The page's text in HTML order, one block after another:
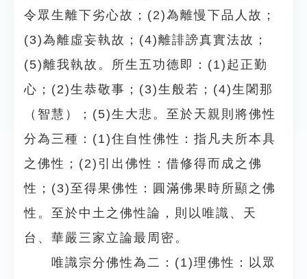
令眾生離下劣心故；(2)為離慢下品人故；
(3)為離虛妄執故；(4)離誹謗真實法故；
(5)離我執故。所生五功德即：(1)起正勤
心；(2)生恭敬事；(3)生般若；(4)生闍那
（智慧）；(5)生大悲。至於天親則將佛性
分為三種：(1)住自性佛性：指凡夫所本具
之佛性；(2)引出佛性：借修得而成之佛
性；(3)至得果佛性：圓滿佛果時所顯之佛
性。至於中土之佛性論，則以唯識、天
台、華嚴三家立論最周密。
唯識宗分佛性為二：(1)理佛性：以眾